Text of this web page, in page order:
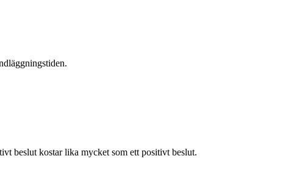
beslut kostar lika mycket som ett positivt beslut.